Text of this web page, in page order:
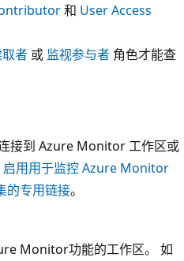
和 User Access
者 或 监视参与者 角色才能查
接到 Azure Monitor 工作区或
启用用于监控 Azure Monitor
的专用链接。
Monitor功能的工作区。 如